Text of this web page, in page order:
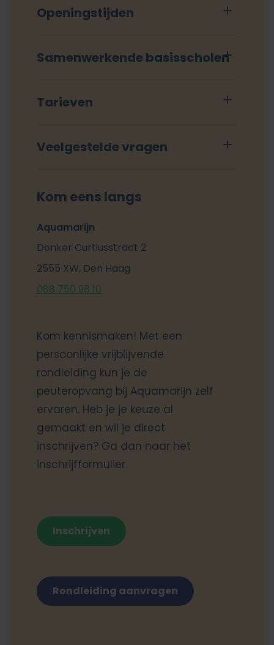
Openingstijden
Samenwerkende basisscholen
Tarieven
Veelgestelde vragen
Kom eens langs
Aquamarijn
Donker Curtiusstraat 2
2555 XW, Den Haag
088 750 98 10
Kom kennismaken! Met een
persoonlijke vrijblijvende
rondleiding kun je de
peuteropvang bij Aquamarijn zelf
ervaren. Heb je je keuze al
gemaakt en wil je direct
inschrijven? Ga dan naar het
inschrijfformulier.
Inschrijven
Rondleiding aanvragen